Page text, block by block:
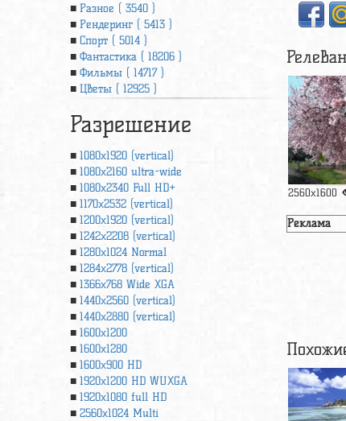
Разное ( 3540 )
Рендеринг ( 5413 )
Спорт ( 5014 )
Фантастика ( 18206 )
Фильмы ( 14717 )
Цветы ( 12925 )
Разрешение
1080x1920 (vertical)
1080x2160 ultra-wide
1080x2340 Full HD+
1170x2532 (vertical)
1200x1920 (vertical)
1242x2208 (vertical)
1280x1024 Normal
1284x2778 (vertical)
1366х768 Wide XGA
1440x2560 (vertical)
1440x2880 (vertical)
1600x1200
1600x1280
1600x900 HD
1920x1200 HD WUXGA
1920х1080 full HD
2560x1024 Multi
2560x1600
Реклама